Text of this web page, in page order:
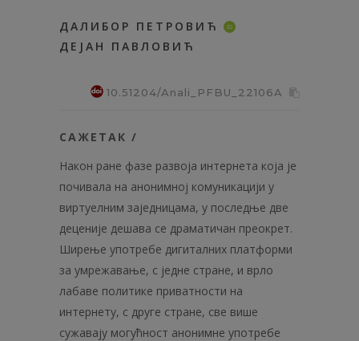
ДАЛИБОР ПЕТРОВИЋ ID
ДЕЈАН ПАВЛОВИЋ
10.51204/Anali_PFBU_22106A
САЖЕТАК /
Након ране фазе развоја интернета која је
почивала на анонимној комуникацији у
виртуелним заједницама, у последње две
деценије дешава се драматичан преокрет.
Ширење употребе дигиталних платформи
за умрежавање, с једне стране, и врло
лабаве политике приватности на
интернету, с друге стране, све више
сужавају могућност анонимне употребе